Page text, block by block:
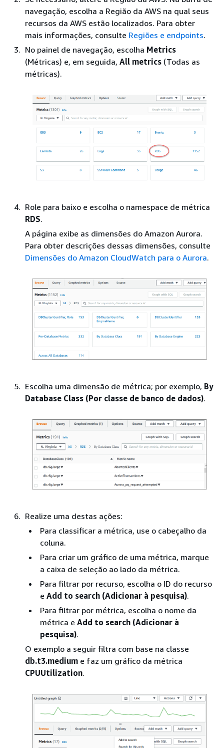
navegação, escolha a Região da AWS na qual seus
recursos da AWS estão localizados. Para obter
mais informações, consulte Regiões e endpoints.
No painel de navegação, escolha Metrics
(Métricas) e, em seguida, All metrics (Todas as
métricas).
Role para baixo e escolha o namespace de métrica
RDS.
A página exibe as dimensões do Amazon Aurora.
Para obter descrições dessas dimensões, consulte
Dimensões do Amazon CloudWatch para o Aurora.
Escolha uma dimensão de métrica; por exemplo, By
Database Class (Por classe de banco de dados).
Realize uma destas ações:
Para classificar a métrica, use o cabeçalho da
coluna.
Para criar um gráfico de uma métrica, marque
a caixa de seleção ao lado da métrica.
Para filtrar por recurso, escolha o ID do recurso
e Add to search (Adicionar à pesquisa).
Para filtrar por métrica, escolha o nome da
métrica e Add to search (Adicionar à
pesquisa).
O exemplo a seguir filtra com base na classe
db.t3.medium e faz um gráfico da métrica
CPUUtilization.